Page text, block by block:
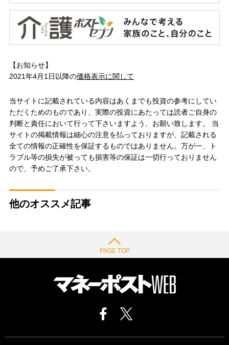
【お知らせ】
2021年4月1日以降の価格表示に関して
当サイトに記載されている内容はあくまでも投資の参考にしてい
ただくためのものであり、実際の投資にあたっては読者ご自身の
判断と責任において行って下さいますよう、お願い致します。 当
サイトの掲載情報は細心の注意を払っておりますが、記載される
全ての情報の正確性を保証するものではありません。万が一、ト
ラブル等の損失が被っても損害等の保証は一切行っておりません
ので、予めご了承下さい。
他のオススメ記事
PAGE TOP